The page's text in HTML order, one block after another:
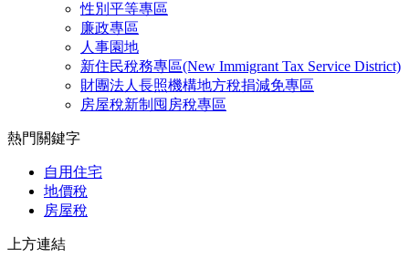
性別平等專區
廉政專區
人事園地
新住民稅務專區(New Immigrant Tax Service District)
財團法人長照機構地方稅捐減免專區
房屋稅新制囤房稅專區
熱門關鍵字
自用住宅
地價稅
房屋稅
上方連結